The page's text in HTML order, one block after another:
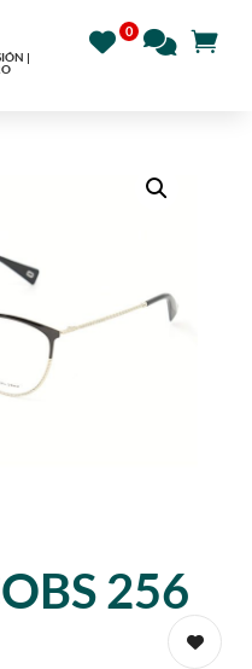
|
256